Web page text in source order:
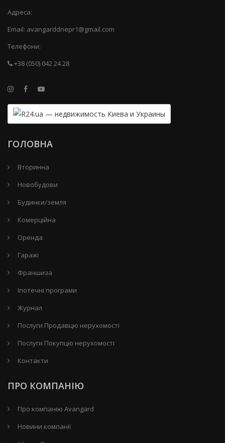
Адреса:
Email: avangarddnepr1@gmail.com
Телефони:
+38 (050) 042 24 28
ГОЛОВНА
Вторинна
Новобудови
Будинки/земля
Комерційна
Оренда
Гаражі
Франшиза
Іпотечні програми
Журнал
Послуги Продавцю нерухомості
Послуги Покупцю нерухомості
Контакти
ПРО КОМПАНІЮ
Про компанію Avangard
Новини компанії